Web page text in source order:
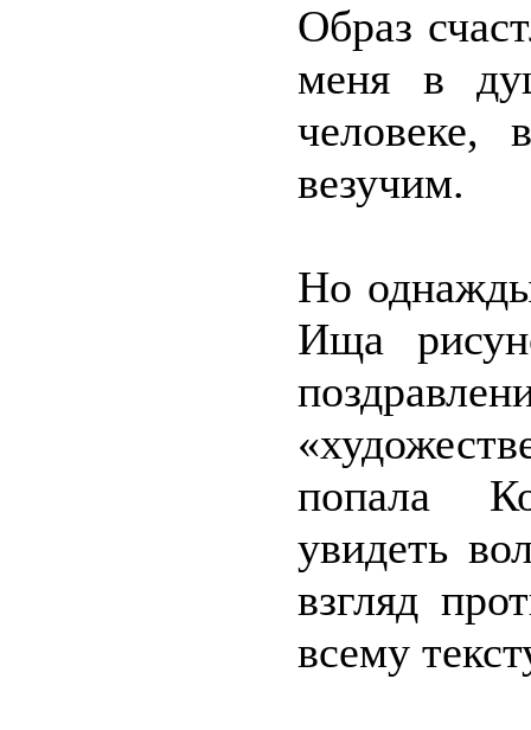
Образ
меня в
человеке,
везучим.
Но
Ища
попала
увидеть
взгляд
всему